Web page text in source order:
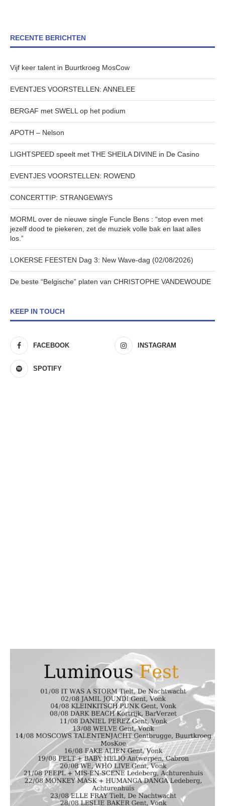
RECENTE BERICHTEN
Vijf keer talent in Buurtkroeg MosCow
EVENTJES VOORSTELLEN: ANNELEE
BERGAF met SWELL op het podium
APOTH – Nelson
LIGHTSPEED speelt met THE SHEILA DIVINE in De Casino
EVENTJES VOORSTELLEN: ROWEND
CONCERTTIP: STRANGEWAYS
MORML over de nieuwe single Funcle Bens : “stop even met
jezelf dood te piekeren, zet de muziek volle bak en laat alles
los.”
LOKERSE FEESTEN Dag 3: New Wave-dag (02/08/2026)
De beste “Belgische” platen van CHRISTOPHE VANDEWOUDE
KEEP IN TOUCH
FACEBOOK INSTAGRAM
SPOTIFY